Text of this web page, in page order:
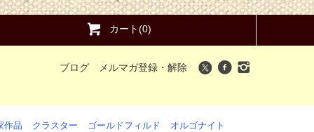
カート(0)
ブログ メルマガ登録・解除
作品 クラスター ゴールドフィルド オルゴナイト